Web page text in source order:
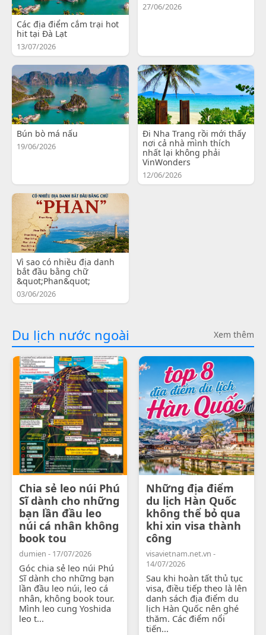
Các địa điểm cắm trại hot
hit tại Đà Lạt
13/07/2026
27/06/2026
Bún bò má nấu
19/06/2026
Đi Nha Trang rồi mới thấy
nơi cả nhà mình thích
nhất lại không phải
VinWonders
12/06/2026
Vì sao có nhiều địa danh
bắt đầu bằng chữ
&quot;Phan&quot;
03/06/2026
Du lịch nước ngoài Xem thêm
Chia sẻ leo núi Phú
Sĩ dành cho những
bạn lần đầu leo
núi cá nhân không
book tou
dumien - 17/07/2026
Góc chia sẻ leo núi Phú
Sĩ dành cho những bạn
lần đầu leo núi, leo cá
nhân, không book tour.
Mình leo cung Yoshida
leo t...
Những địa điểm
du lịch Hàn Quốc
không thể bỏ qua
khi xin visa thành
công
visavietnam.net.vn -
14/07/2026
Sau khi hoàn tất thủ tục
visa, điều tiếp theo là lên
danh sách địa điểm du
lịch Hàn Quốc nên ghé
thăm. Các điểm nổi
tiến...